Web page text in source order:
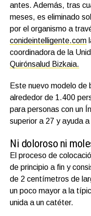
antes. Además, tras
meses, es eliminado
por el organismo a
conideintelligente.com
coordinadora de la
Quirónsalud Bizkaia.
Este nuevo modelo de
alrededor de 1.400
para personas con un
superior a 27 y ayuda
Ni doloroso ni
El proceso de
de principio a fin y
de 2 centímetros de
un poco mayor a la
unida a un catéter.